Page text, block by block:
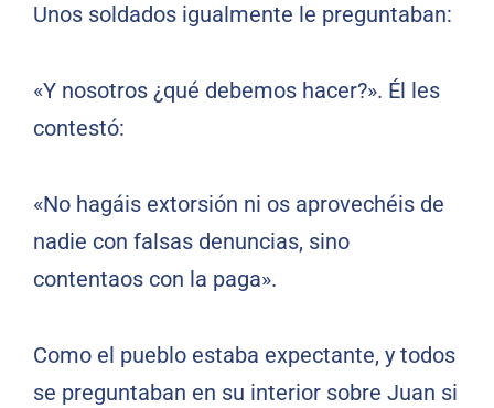
Unos soldados igualmente le preguntaban:
«Y nosotros ¿qué debemos hacer?». Él les
contestó:
«No hagáis extorsión ni os aprovechéis de
nadie con falsas denuncias, sino
contentaos con la paga».
Como el pueblo estaba expectante, y todos
se preguntaban en su interior sobre Juan si